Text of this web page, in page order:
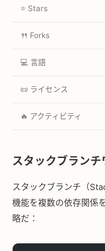
⭐ Stars
🍴 Forks
💻 言語
📜 ライセンス
🔥 アクティビティ
スタックブラン
スタックブランチ（
機能を複数の依存関係
略だ：